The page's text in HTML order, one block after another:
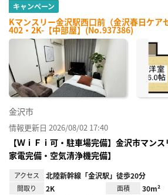
キャンペーン
Kマンスリー金沢駅西口前（金沢春日ケア
402・2K-【中部屋】(No.937386)
金沢市
情報更新日 2026/08/02 17:40
【ＷｉＦｉ可・駐車場完備】金沢市マン
家電完備・空気清浄機完備】
アクセス 北陸新幹線「金沢駅」徒歩20分
間取り 2K 面積 30m²